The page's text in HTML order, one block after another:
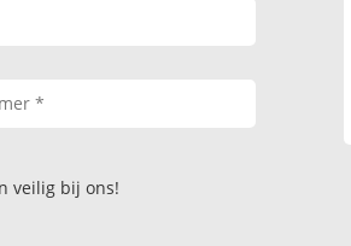
veilig bij ons!